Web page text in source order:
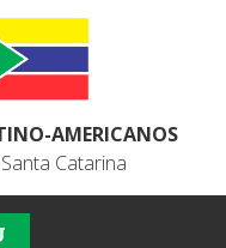
AMERICANOS
Catarina